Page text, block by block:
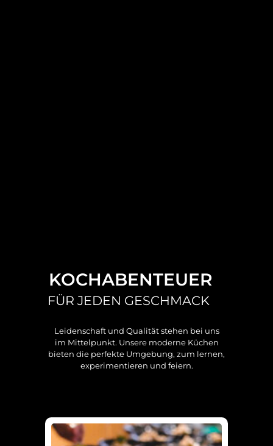
KOCHABENTEUER
FÜR JEDEN GESCHMACK
Leidenschaft und Qualität stehen bei uns
im Mittelpunkt. Unsere moderne Küchen
bieten die perfekte Umgebung, zum lernen,
experimentieren und feiern.